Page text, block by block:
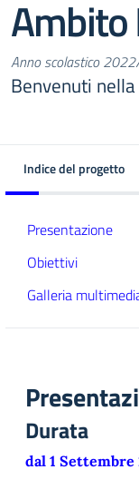
Ambito
Anno scolastico
Benvenuti
Indice del progetto
Presentazione
Obiettivi
Galleria
Durata
dal 1 Settembre